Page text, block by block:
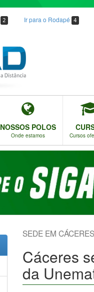
2 Ir para o Rodapé 4
NOSSOS POLOS
Onde estamos Cursos
SEDE EM CÁCERES
Cáceres
da